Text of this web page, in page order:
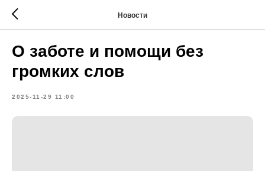
Новости
О заботе и помощи без
громких слов
2025-11-29 11:00